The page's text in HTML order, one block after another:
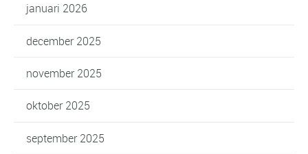
januari 2026
december 2025
november 2025
oktober 2025
september 2025